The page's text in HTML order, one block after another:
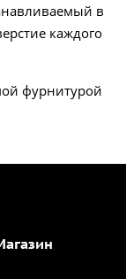
в
каждого
фурнитурой